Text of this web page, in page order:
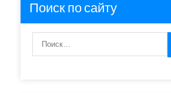
Поиск по сайту